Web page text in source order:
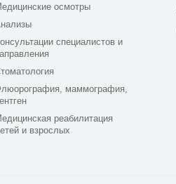
осмотры
специалистов и
маммография,
реабилитация
и взрослых